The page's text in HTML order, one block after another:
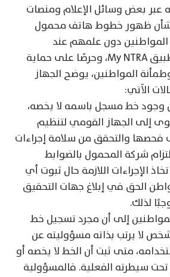
بعض وسائل الإعلام ومنصات
بشأن ظهور خطوط هاتف محمول
دون علمهم عند
الاستعلام من خلال تطبيق My NTRA، وحرصًا على حماية
المواطنين، يوضح الجهاز
الآتي:
وجود خط مسجل باسمه لا يخصه،
إلى الجهاز القومي لتنظيم
فحصها والتحقق من سلامة إجراءات
شركة المحمول بالضوابط
الإجراءات اللازمة حال ثبوت أي
الحق في إبلاغ جهات التحقيق
لذلك.
إلى أن مجرد تسجيل خط
لا يرتب بذاته مسؤوليته عن
متى ثبت أن الخط لا يخصه أو
سيطرته الفعلية. فالمسؤولية